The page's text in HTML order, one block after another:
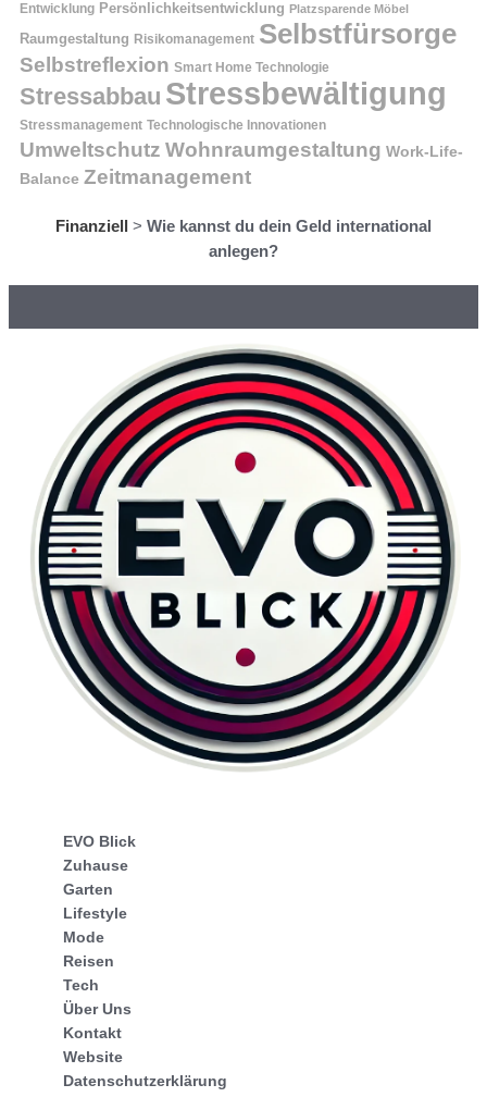
Entwicklung Persönlichkeitsentwicklung Platzsparende Möbel
Raumgestaltung Risikomanagement Selbstfürsorge
Selbstreflexion Smart Home Technologie
Stressabbau Stressbewältigung
Stressmanagement Technologische Innovationen
Umweltschutz Wohnraumgestaltung Work-Life-
Balance Zeitmanagement
Finanziell > Wie kannst du dein Geld international
anlegen?
EVO Blick
Zuhause
Garten
Lifestyle
Mode
Reisen
Tech
Über Uns
Kontakt
Website
Datenschutzerklärung